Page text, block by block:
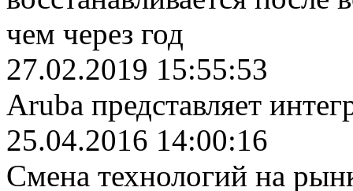
чем через год
27.02.2019 15:55:53
Aruba представляет
25.04.2016 14:00:16
Cмена технологий на